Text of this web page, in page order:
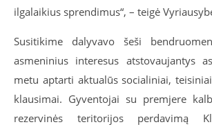
ilgalaikius sprendimus“, – teigė
Susitikime dalyvavo šeši
asmeninius interesus atstovaujantys
metu aptarti aktualūs socialiniai,
klausimai. Gyventojai su premjere
rezervinės teritorijos perdavimą